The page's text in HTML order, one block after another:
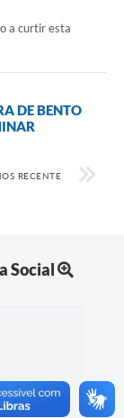
a curtir esta
DE BENTO
RECENTE
Social